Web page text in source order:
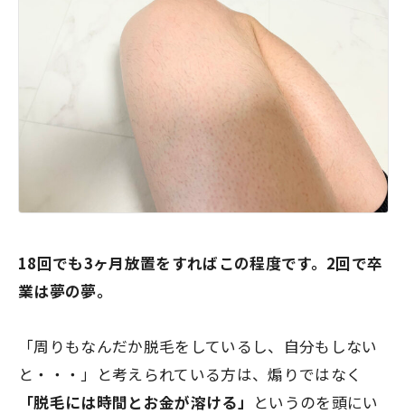
18回でも3ヶ月放置をすればこの程度です。 2回で卒
業は夢の夢。
「周りもなんだか脱毛をしているし、自分もしない
と・・・」と考えられている方は、煽りではなく
「脱毛には時間とお金が溶ける」 というのを頭にい